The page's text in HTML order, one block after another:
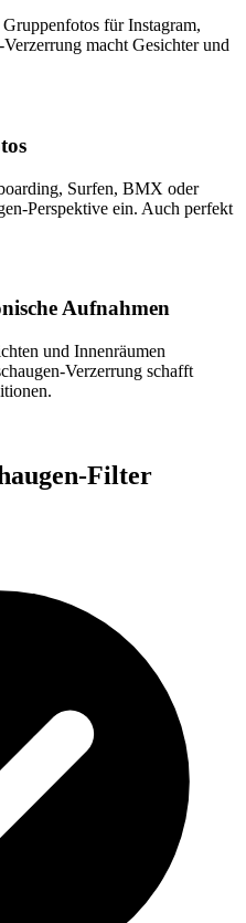
für Instagram,
macht Gesichter und
Surfen, BMX oder
Perspektive ein. Auch perfekt
Aufnahmen
und Innenräumen
Verzerrung schafft
Filter